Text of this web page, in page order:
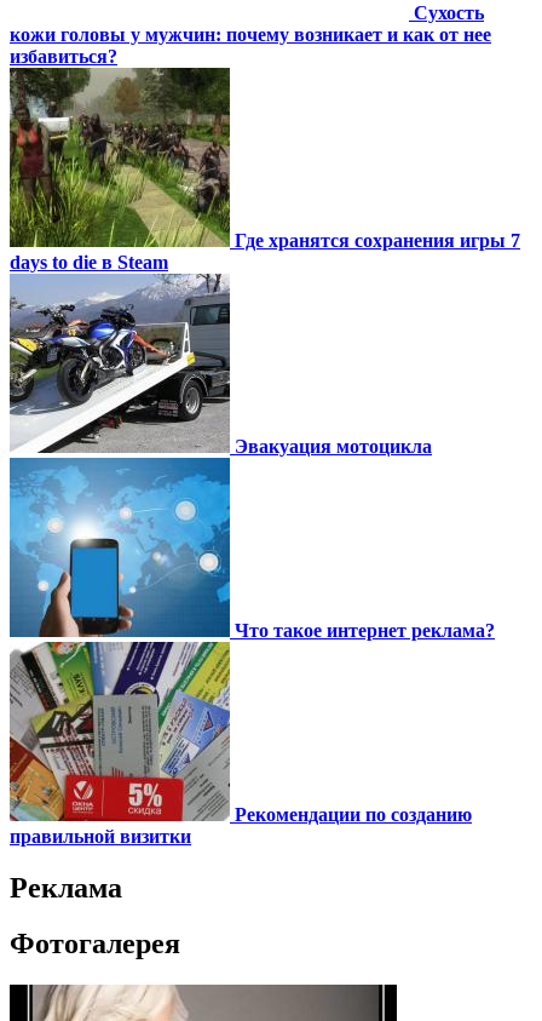
Сухость
кожи головы у мужчин: почему возникает и как от нее
избавиться?
Где хранятся сохранения игры 7
days to die в Steam
Эвакуация мотоцикла
Что такое интернет реклама?
Рекомендации по созданию
правильной визитки
Реклама
Фотогалерея